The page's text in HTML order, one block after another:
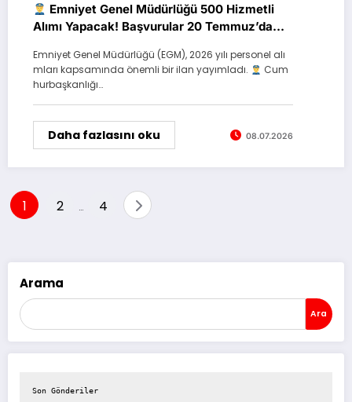
Emniyet Genel Müdürlüğü 500 Hizmetli
Alımı Yapacak! Başvurular 20 Temmuz’da
Emniyet Genel Müdürlüğü (EGM), 2026 yılı personel alı
mları kapsamında önemli bir ilan yayımladı.
Cum
hurbaşkanlığı…
Daha fazlasını oku 08.07.2026
Yazı
1 2 … 4
Arama
Ara
Son Gönderiler